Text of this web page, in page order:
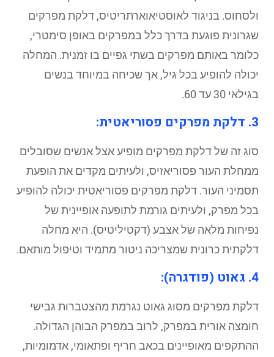
ולסחוס. בניגוד לאוסטיאוארתריטיס, דלקת מפרקים
שגרונית פוגעת בדרך כלל במפרקים באופן סימטרי,
כלומר באותם מפרקים בשתי גפיים בו זמנית. המחלה
יכולה להופיע בכל גיל, אך שכיחה במיוחד בנשים
בגילאי 30 עד 60.
3. דלקת מפרקים פסוריאטית:
סוג זה של דלקת מפרקים מופיע אצל אנשים שסובלים
ממחלת העור פסוריאזיס, ולעיתים מקדים את הופעת
תסמיני העור. דלקת מפרקים פסוריאטית יכולה להופיע
בכל מפרק, ולעיתים גורמת לתופעה אופיינית של
נפיחות מלאה של אצבע (דקטיליטיס). היא מחלה
דלקתית כרונית שמצריכה ניטור מתמיד וטיפול מותאם.
4. גאוט (פודגרה):
דלקת מפרקים מסוג גאוט נגרמת מהצטברות גבישי
חומצה אורית במפרק, לרוב במפרק הבוהן הגדולה.
ההתקפים מאופיינים בכאב חריף ופתאומי, אדמומיות,